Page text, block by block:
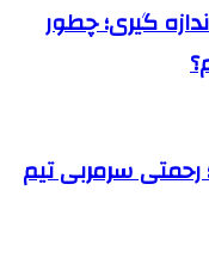
گیری؛ چطور
رحمتی سرمربی تیم